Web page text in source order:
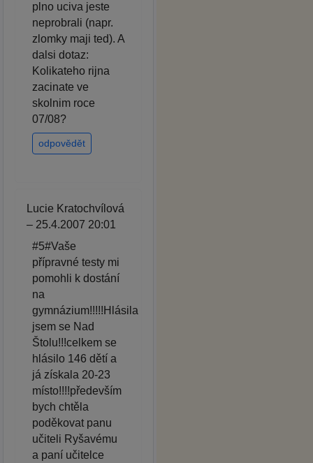
plno uciva jeste
neprobrali (napr.
zlomky maji ted). A
dalsi dotaz:
Kolikateho rijna
zacinate ve
skolnim roce
07/08?
odpovědět
Lucie Kratochvílová
– 25.4.2007 20:01
#5#Vaše
přípravné testy mi
pomohli k dostání
na
gymnázium!!!!!Hlásila
jsem se Nad
Štolu!!!celkem se
hlásilo 146 dětí a
já získala 20-23
místo!!!!především
bych chtěla
poděkovat panu
učiteli Ryšavému
a paní učitelce